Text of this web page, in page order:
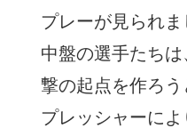
プレーが見られ
中盤の選手たち
撃の起点を作ろ
プレッシャーに